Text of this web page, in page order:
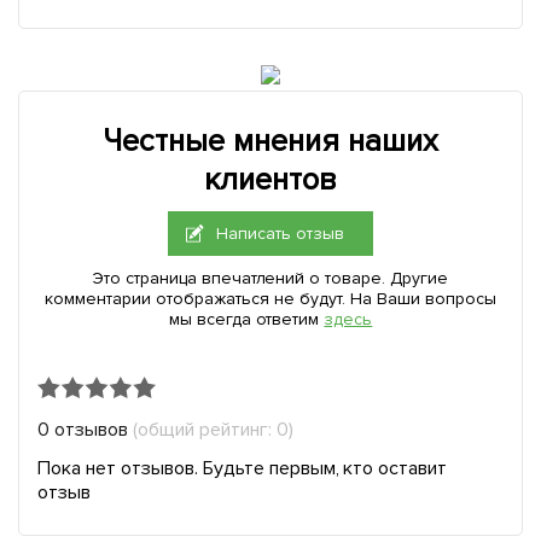
Честные мнения наших
клиентов
Написать отзыв
Это страница впечатлений о товаре. Другие
комментарии отображаться не будут. На Ваши вопросы
мы всегда ответим здесь
0 отзывов (общий рейтинг: 0)
Пока нет отзывов. Будьте первым, кто оставит
отзыв